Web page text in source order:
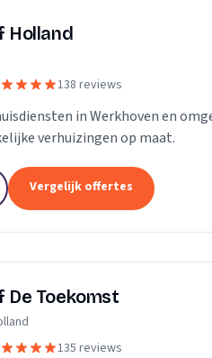
Holland
138 reviews
in Werkhoven en
verhuizingen op maat.
Vergelijk offertes
De Toekomst
135 reviews